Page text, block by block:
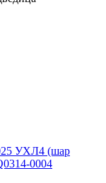
УХЛ4 (шар
0004